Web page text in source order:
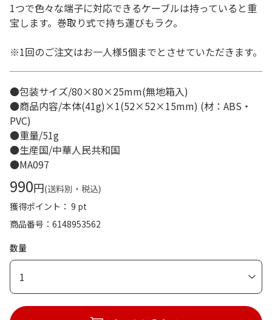
1つで色々な端子に対応できるケーブルは持っていると重
宝します。巻取り式で持ち運びもラク。
※1回のご注文はお一人様5個までとさせていただきます。
●包装サイズ/80×80×25mm(無地箱入)
●商品内容/本体(41g)×1(52×52×15mm) (材：ABS・
PVC)
●重量/51g
●生産国/中華人民共和国
●MA097
990円(送料別・税込)
獲得ポイント： 9 pt
商品番号
6148953562
数量
1